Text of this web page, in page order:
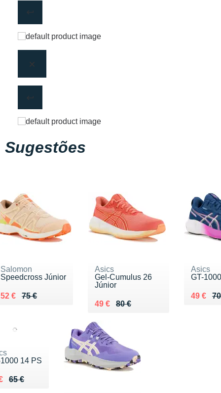
Sugestões
Salomon
Speedcross Júnior
75 €
Au lieu de 75 €
52 €
Vendu 52 €
Asics
Gel-Cumulus 26
Júnior
80 €
Au lieu de 80 €
49 €
Vendu 49 €
Asics
GT-
Au lieu
49 €
Vendu
14 PS
65 €
de 65 €
45 €